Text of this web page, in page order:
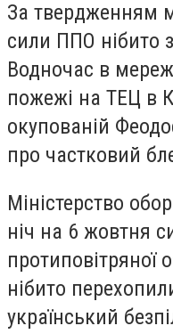
За твердженням
сили ППО нібито
Водночас в
пожежі на ТЕЦ в
окупованій
про частковий
Міністерство
ніч на 6 жовтня
протиповітряної
нібито
український